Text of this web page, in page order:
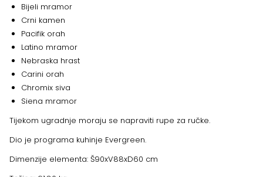
Bijeli mramor
Crni kamen
Pacifik orah
Latino mramor
Nebraska hrast
Carini orah
Chromix siva
Siena mramor
Tijekom ugradnje moraju se napraviti rupe za ručke.
Dio je programa kuhinje Evergreen.
Dimenzije elementa: Š90xV88xD60 cm